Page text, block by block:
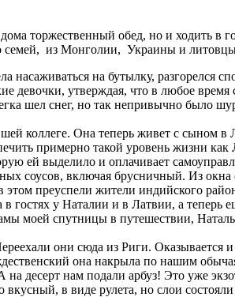
дома торжественный обед, но и
семей, из Монголии, Украины и
насаживаться на бутылку,
девочки, утверждая, что в любое
шел снег, но так непривычно было
коллеге. Она теперь живет с сыном в
примерно такой уровень жизни
ей выделило и оплачивает
соусов, включая брусничный. Из
преуспели жители индийского
гостях у Наталии и в Латвии, а теперь
моей спутницы в путешествии,
они сюда из Риги. Оказывается
она накрыла по нашим
на десерт нам подали арбуз! Это уже
в виде рулета, но слои